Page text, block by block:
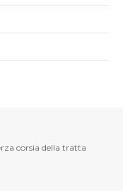
corsia della tratta